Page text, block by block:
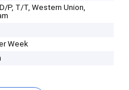
P, T/T, Western Union,
Week